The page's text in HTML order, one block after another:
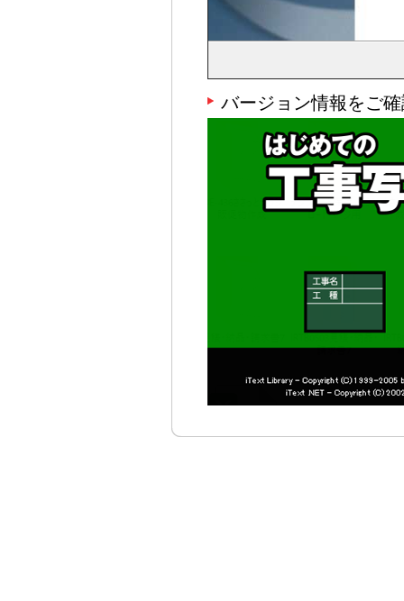
バージョン情報をご